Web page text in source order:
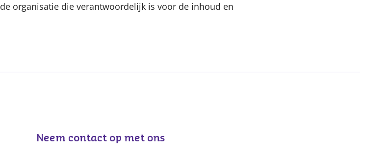
de organisatie die verantwoordelijk is voor de inhoud en
Neem contact op met ons